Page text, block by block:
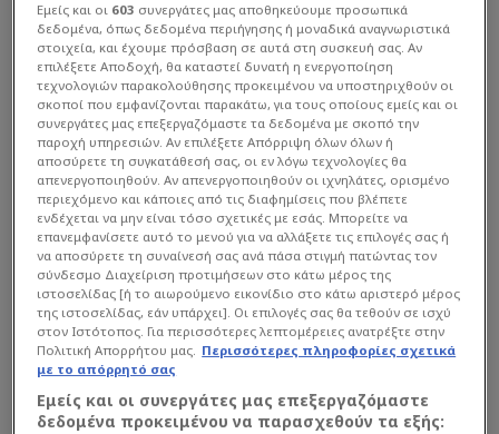
Οι «κανονιέρηδες» βρίσκονται στην κορυφή της
βαθμολογίας με 79 βαθμούς και θέλουν ακόμη μία
νίκη για να πλησιάσουν περισσότερο στην
κατάκτηση του τίτλου.
Εμείς και οι 603 συνεργάτες μας αποθηκεύουμε προσωπικά
δεδομένα, όπως δεδομένα περιήγησης ή μοναδικά αναγνωριστικά
στοιχεία, και έχουμε πρόσβαση σε αυτά στη συσκευή σας. Αν
επιλέξετε Αποδοχή, θα καταστεί δυνατή η ενεργοποίηση
τεχνολογιών παρακολούθησης προκειμένου να υποστηριχθούν οι
σκοποί που εμφανίζονται παρακάτω, για τους οποίους εμείς και οι
συνεργάτες μας επεξεργαζόμαστε τα δεδομένα με σκοπό την
παροχή υπηρεσιών. Αν επιλέξετε Απόρριψη όλων όλων ή
αποσύρετε τη συγκατάθεσή σας, οι εν λόγω τεχνολογίες θα
απενεργοποιηθούν. Αν απενεργοποιηθούν οι ιχνηλάτες, ορισμένο
περιεχόμενο και κάποιες από τις διαφημίσεις που βλέπετε
ενδέχεται να μην είναι τόσο σχετικές με εσάς. Μπορείτε να
επανεμφανίσετε αυτό το μενού για να αλλάξετε τις επιλογές σας ή
να αποσύρετε τη συναίνεσή σας ανά πάσα στιγμή πατώντας τον
σύνδεσμο Διαχείριση προτιμήσεων στο κάτω μέρος της
ιστοσελίδας [ή το αιωρούμενο εικονίδιο στο κάτω αριστερό μέρος
της ιστοσελίδας, εάν υπάρχει]. Οι επιλογές σας θα τεθούν σε ισχύ
στον Ιστότοπος. Για περισσότερες λεπτομέρειες ανατρέξτε στην
Πολιτική Απορρήτου μας. Περισσότερες πληροφορίες σχετικά
με το απόρρητό σας
Εμείς και οι συνεργάτες μας επεξεργαζόμαστε
δεδομένα προκειμένου να παρασχεθούν τα εξής: